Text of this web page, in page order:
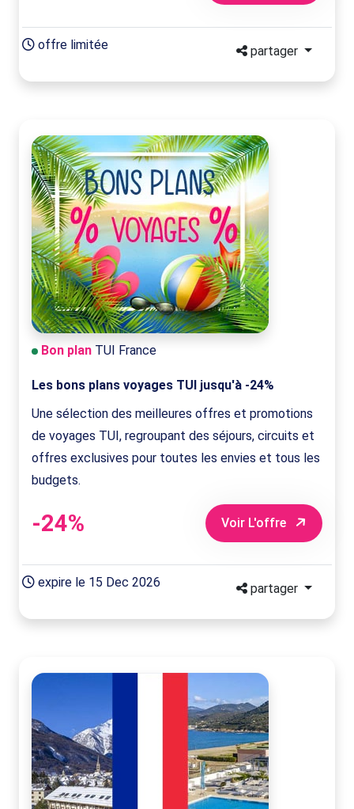
offre limitée partager
Bon plan TUI France
Les bons plans voyages TUI jusqu'à -24%
Une sélection des meilleures offres et promotions
de voyages TUI, regroupant des séjours, circuits et
offres exclusives pour toutes les envies et tous les
budgets.
-24% Voir L'offre
expire le 15 Dec 2026 partager